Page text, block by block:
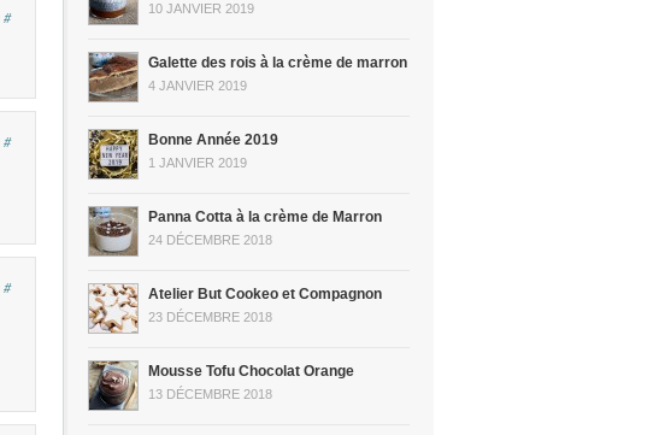
#
#
#
10 JANVIER 2019
Galette des rois à la crème de marron
4 JANVIER 2019
Bonne Année 2019
1 JANVIER 2019
Panna Cotta à la crème de Marron
24 DÉCEMBRE 2018
Atelier But Cookeo et Compagnon
23 DÉCEMBRE 2018
Mousse Tofu Chocolat Orange
13 DÉCEMBRE 2018